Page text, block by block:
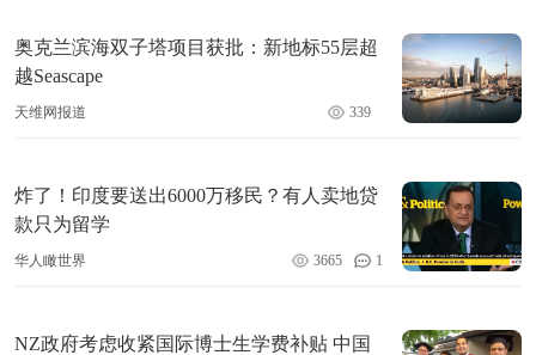
奥克兰滨海双子塔项目获批：新地标55层超
越Seascape
天维网报道 339
炸了！印度要送出6000万移民？有人卖地贷
款只为留学
华人瞰世界 3665 1
NZ政府考虑收紧国际博士生学费补贴 中国